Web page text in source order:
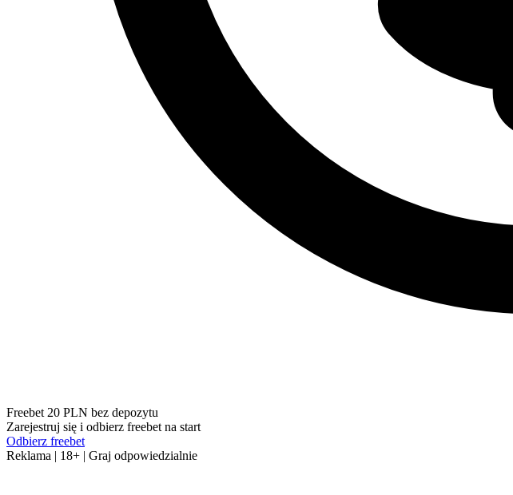
Freebet 20 PLN bez depozytu
Zarejestruj się i odbierz freebet na start
Odbierz freebet
Reklama | 18+ | Graj odpowiedzialnie